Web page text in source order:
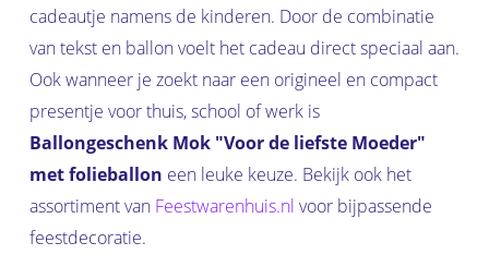
cadeautje namens de kinderen. Door de combinatie
van tekst en ballon voelt het cadeau direct speciaal aan.
Ook wanneer je zoekt naar een origineel en compact
presentje voor thuis, school of werk is
Ballongeschenk Mok "Voor de liefste Moeder"
met folieballon een leuke keuze. Bekijk ook het
assortiment van Feestwarenhuis.nl voor bijpassende
feestdecoratie.